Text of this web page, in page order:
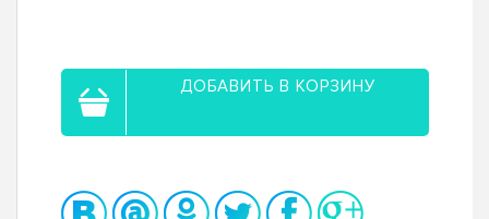
ДОБАВИТЬ В КОРЗИНУ